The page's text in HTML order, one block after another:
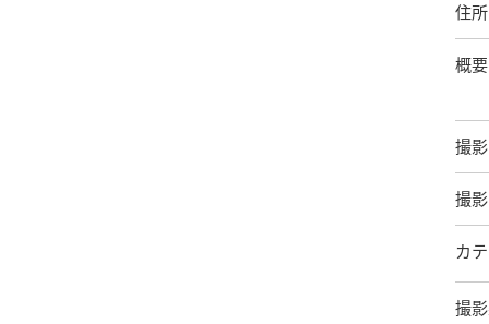
住所
概要
撮
撮
カ
撮